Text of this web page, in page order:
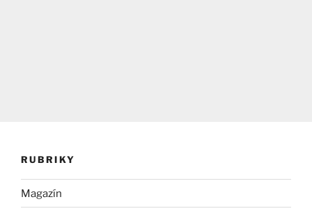
RUBRIKY
Magazín